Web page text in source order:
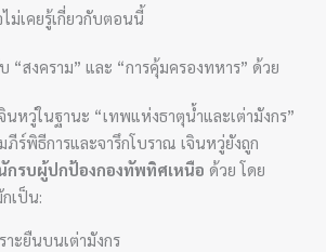
ม่เคยรู้เกี่ยวกับตอนนี้
“สงคราม” และ “การคุ้มครองทหาร” ด้วย
นหวู่ในฐานะ “เทพแห่งธาตุน้ำและเต่ามังกร”
ร์พิธีการและจารึกโบราณ เจินหวู่ยังถูก
กรบผู้ปกป้องกองทัพทิศเหนือ ด้วย โดย
เป็น:
าะยืนบนเต่ามังกร